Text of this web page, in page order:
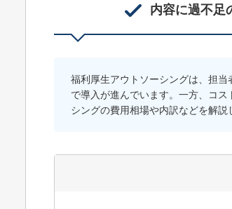
内容に過不足
福利厚生アウトソーシングは、担
で導入が進んでいます。一方、コ
シングの費用相場や内訳などを解説